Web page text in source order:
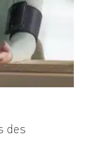
des